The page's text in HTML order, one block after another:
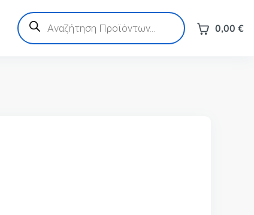
Products
search 0,00 €